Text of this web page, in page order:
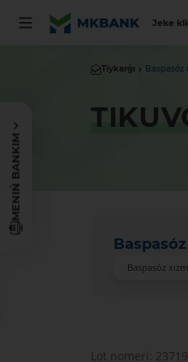
Jeke
MENIŃ BANKIM
Tiykarǵı Baspasóz
Baspasóz
Lot nomeri: